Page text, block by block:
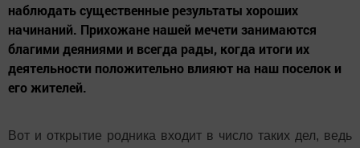
наблюдать существенные результаты хороших
начинаний. Прихожане нашей мечети занимаются
благими деяниями и всегда рады, когда итоги их
деятельности положительно влияют на наш поселок и
его жителей.
Вот и открытие родника входит в число таких дел, ведь